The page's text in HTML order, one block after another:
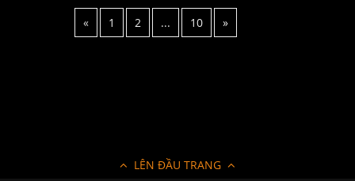
« 1 2 ... 10 »
LÊN ĐẦU TRANG